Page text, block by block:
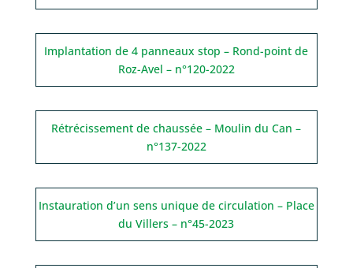
Implantation de 4 panneaux stop – Rond-point de
Roz-Avel – n°120-2022
Rétrécissement de chaussée – Moulin du Can –
n°137-2022
Instauration d’un sens unique de circulation – Place
du Villers – n°45-2023